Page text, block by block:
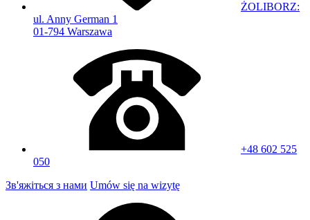
ŻOLIBORZ:
ul. Anny German 1
01-794 Warszawa
+48 602 525
050
Зв'яжіться з нами Umów się na wizytę